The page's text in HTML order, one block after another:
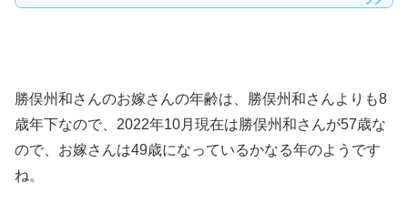
勝俣州和さんのお嫁さんの年齢は、勝俣州和さんよりも8
歳年下なので、2022年10月現在は勝俣州和さんが57歳な
ので、お嫁さんは49歳になっているかなる年のようです
ね。